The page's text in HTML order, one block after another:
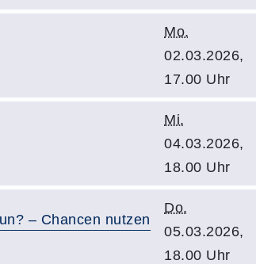
Mo.
02.03.2026,
17.00 Uhr
Mi.
04.03.2026,
18.00 Uhr
– Chancen nutzen
Do.
05.03.2026,
18.00 Uhr